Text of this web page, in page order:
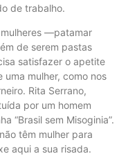
de trabalho.
mulheres —patamar
de serem pastas
satisfazer o apetite
mulher, como nos
Rita Serrano,
por um homem
“Brasil sem Misoginia”.
têm mulher para
aqui a sua risada.